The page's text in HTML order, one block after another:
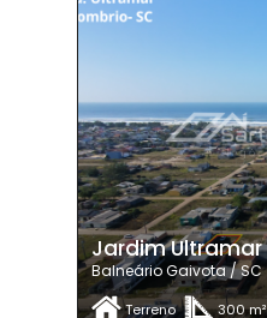
Jardim Ultramar
Balneário Gaivota / SC
Terreno 300 m²